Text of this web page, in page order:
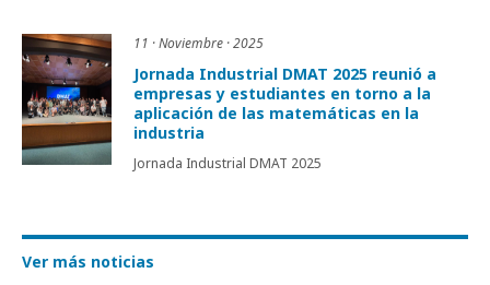
11 · Noviembre · 2025
Jornada Industrial DMAT 2025 reunió a
empresas y estudiantes en torno a la
aplicación de las matemáticas en la
industria
Jornada Industrial DMAT 2025
Ver más noticias